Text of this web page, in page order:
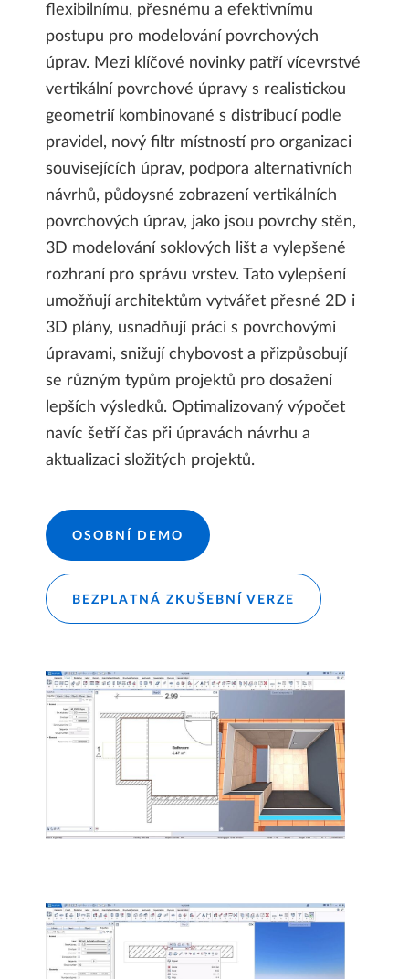
flexibilnímu, přesnému a efektivnímu
postupu pro modelování povrchových
úprav. Mezi klíčové novinky patří vícevrstvé
vertikální povrchové úpravy s realistickou
geometrií kombinované s distribucí podle
pravidel, nový filtr místností pro organizaci
souvisejících úprav, podpora alternativních
návrhů, půdoysné zobrazení vertikálních
povrchových úprav, jako jsou povrchy stěn,
3D modelování soklových lišt a vylepšené
rozhraní pro správu vrstev. Tato vylepšení
umožňují architektům vytvářet přesné 2D i
3D plány, usnadňují práci s povrchovými
úpravami, snižují chybovost a přizpůsobují
se různým typům projektů pro dosažení
lepších výsledků. Optimalizovaný výpočet
navíc šetří čas při úpravách návrhu a
aktualizaci složitých projektů.
OSOBNÍ DEMO
BEZPLATNÁ ZKUŠEBNÍ VERZE